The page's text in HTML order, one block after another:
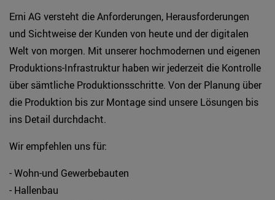
Erni AG versteht die Anforderungen, Herausforderungen
und Sichtweise der Kunden von heute und der digitalen
Welt von morgen. Mit unserer hochmodernen und eigenen
Produktions-Infrastruktur haben wir jederzeit die Kontrolle
über sämtliche Produktionsschritte. Von der Planung über
die Produktion bis zur Montage sind unsere Lösungen bis
ins Detail durchdacht.
Wir empfehlen uns für:
- Wohn-und Gewerbebauten
- Hallenbau